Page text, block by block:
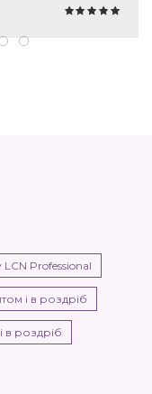
Professional
і в роздріб
в роздріб